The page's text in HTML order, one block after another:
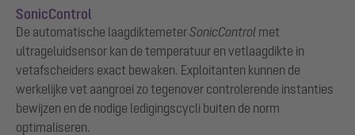
SonicControl
De automatische laagdiktemeterSonicControl met
ultrageluidsensor kan de temperatuur en vetlaagdikte in
vetafscheiders exact bewaken. Exploitanten kunnen de
werkelijke vet aangroei zo tegenover controlerende instanties
bewijzen en de nodige ledigingscycli buiten de norm
optimaliseren.